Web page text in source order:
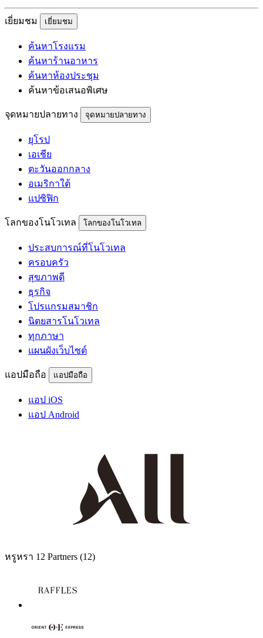
เยี่ยมชม เยี่ยมชม
ค้นหาโรงแรม
ค้นหาร้านอาหาร
ค้นหาห้องประชุม
ค้นหาข้อเสนอพิเศษ
จุดหมายปลายทาง จุดหมายปลายทาง
ยุโรป
เอเชีย
ตะวันออกกลาง
อเมริกาใต้
แปซิฟิก
โลกของโนโวเทล โลกของโนโวเทล
ประสบการณ์ที่โนโวเทล
ครอบครัว
สุขภาพดี
ธุรกิจ
โปรแกรมสมาชิก
นิตยสารโนโวเทล
ทุกภาษา
แผนผังเว็บไซต์
แอปมือถือ แอปมือถือ
แอป iOS
แอป Android
หรูหรา 12 Partners (12)